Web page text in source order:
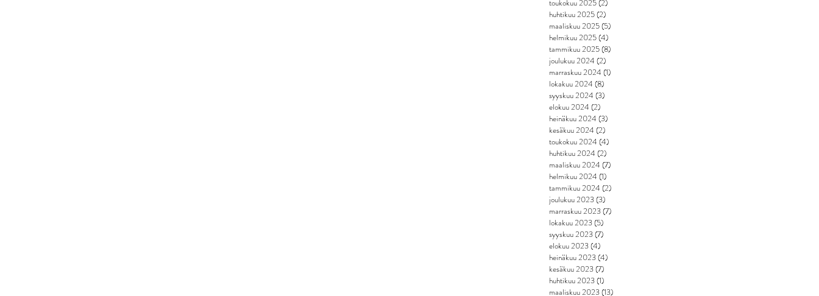
toukokuu 2025(2)
huhtikuu 2025(2)
maaliskuu 2025(5)
helmikuu 2025(4)
tammikuu 2025(8)
joulukuu 2024 (2)
marraskuu 2024 (1)
lokakuu 2024 (8)
syyskuu 2024 (3)
elokuu 2024 (2)
heinäkuu 2024 (3)
kesäkuu 2024 (2)
toukokuu 2024 (4)
huhtikuu 2024 (2)
maaliskuu 2024 (7)
helmikuu 2024 (1)
tammikuu 2024 (2)
joulukuu 2023(3)
marraskuu 2023(7)
lokakuu 2023(5)
syyskuu 2023(7)
elokuu 2023(4)
heinäkuu 2023(4)
kesäkuu 2023(7)
huhtikuu 2023(1)
maaliskuu 2023(13)